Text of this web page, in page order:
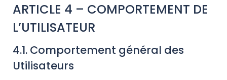
ARTICLE 4 – COMPORTEMENT DE
L’UTILISATEUR
4.1. Comportement général des
Utilisateurs